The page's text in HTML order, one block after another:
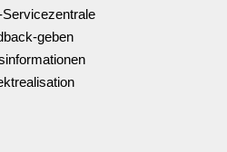
geben